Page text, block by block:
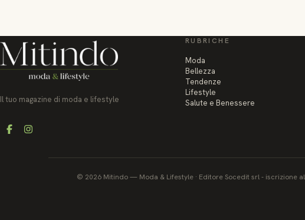
Il tuo magazine di moda e lifestyle
FacebookInstagram
RUBRICHE
Moda
Bellezza
Tendenze
Lifestyle
Salute e Benessere
© 2026 Mitindo— Moda & Lifestyle · Editore Socedit srl - iscrizione